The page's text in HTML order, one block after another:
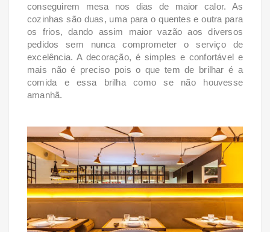
conseguirem mesa nos dias de maior calor. As
cozinhas são duas, uma para o quentes e outra para
os frios, dando assim maior vazão aos diversos
pedidos sem nunca comprometer o serviço de
excelência. A decoração, é simples e confortável e
mais não é preciso pois o que tem de brilhar é a
comida e essa brilha como se não houvesse
amanhã.